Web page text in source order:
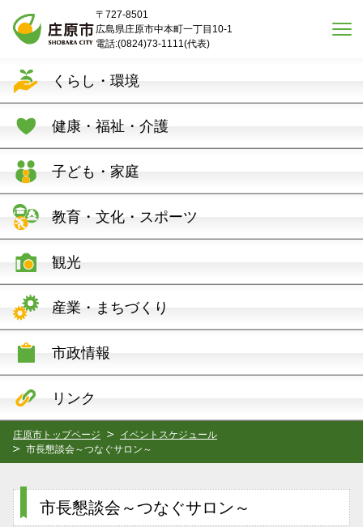
〒727-8501
広島県庄原市中本町一丁目10-1
電話:(0824)73-1111(代表)
くらし・環境
健康・福祉・介護
子ども・家庭
教育・文化・スポーツ
観光
産業・まちづくり
市政情報
リンク
庄原市トップページ
イベントスケジュール
市長懇談会～つなぐサロン～
市長懇談会～つなぐサロン～